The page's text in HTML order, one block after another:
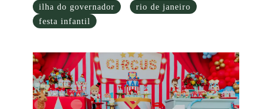
ilha do governador
rio de janeiro
festa infantil